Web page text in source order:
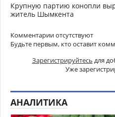
Крупную партию конопли
житель Шымкента
Комментарии отсутствуют
Будьте первым, кто оставит
Зарегистрируйтесь для
Уже
АНАЛИТИКА